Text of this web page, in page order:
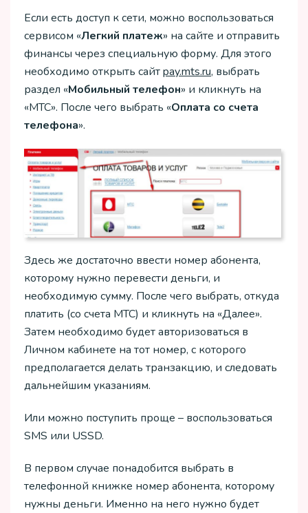
Если есть доступ к сети, можно воспользоваться
сервисом «Легкий платеж» на сайте и отправить
финансы через специальную форму. Для этого
необходимо открыть сайтpay.mts.ru, выбрать
раздел «Мобильный телефон» и кликнуть на
«МТС». После чего выбрать «Оплата со счета
телефона».
Здесь же достаточно ввести номер абонента,
которому нужно перевести деньги, и
необходимую сумму. После чего выбрать, откуда
платить (со счета МТС) и кликнуть на «Далее».
Затем необходимо будет авторизоваться в
Личном кабинете на тот номер, с которого
предполагается делать транзакцию, и следовать
дальнейшим указаниям.
Или можно поступить проще – воспользоваться
SMS или USSD.
В первом случае понадобится выбрать в
телефонной книжке номер абонента, которому
нужны деньги. Именно на него нужно будет